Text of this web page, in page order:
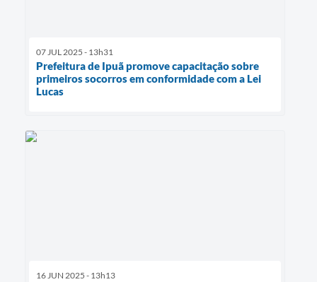
07 JUL 2025 - 13h31
Prefeitura de Ipuã promove capacitação sobre
primeiros socorros em conformidade com a Lei
Lucas
16 JUN 2025 - 13h13